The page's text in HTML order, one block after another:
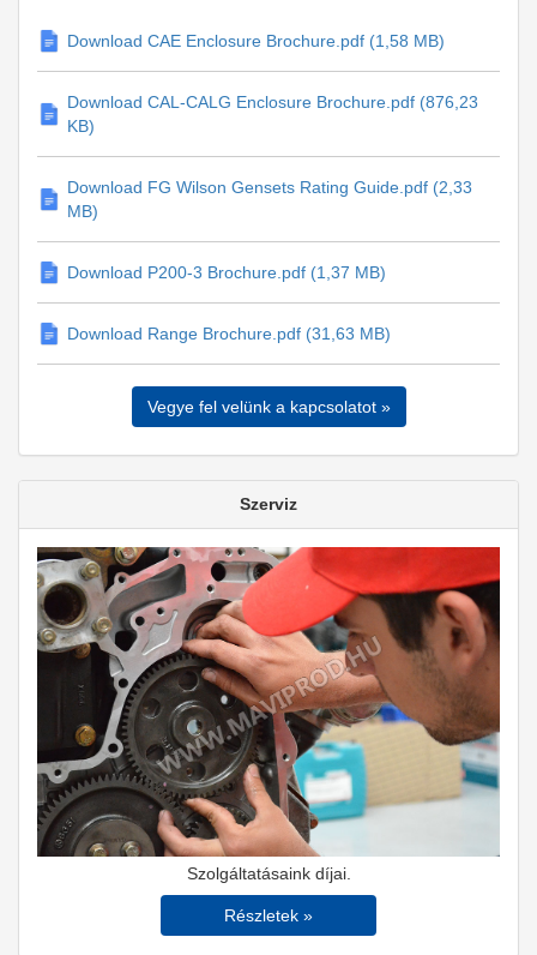
Download CAE Enclosure Brochure.pdf (1,58 MB)
Download CAL-CALG Enclosure Brochure.pdf (876,23
KB)
Download FG Wilson Gensets Rating Guide.pdf (2,33
MB)
Download P200-3 Brochure.pdf (1,37 MB)
Download Range Brochure.pdf (31,63 MB)
Vegye fel velünk a kapcsolatot »
Szerviz
Szolgáltatásaink díjai.
Részletek »